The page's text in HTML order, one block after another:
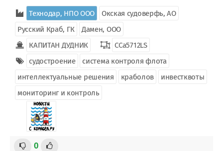
Технодар, НПО ООО
Окская судоверфь, АО
Русский Краб, ГК
Дамен, ООО
КАПИТАН ДУДНИК
ССа5712LS
судостроение
система контроля флота
интеллектуальные решения
краболов
инвестквоты
мониторинг и контроль
0